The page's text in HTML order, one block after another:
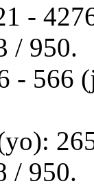
-
/ 950.
- 566
/ 950.